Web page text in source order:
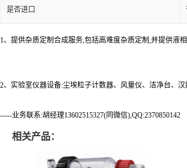
是否进口
1、提供杂质定制合成服务,包括高难度杂质定制,并提供液
2、实验室仪器设备:尘埃粒子计数器、风量仪、洁净台、
-----业务联系:胡经理13602515327(同微信),QQ:2370850142
相关产品：